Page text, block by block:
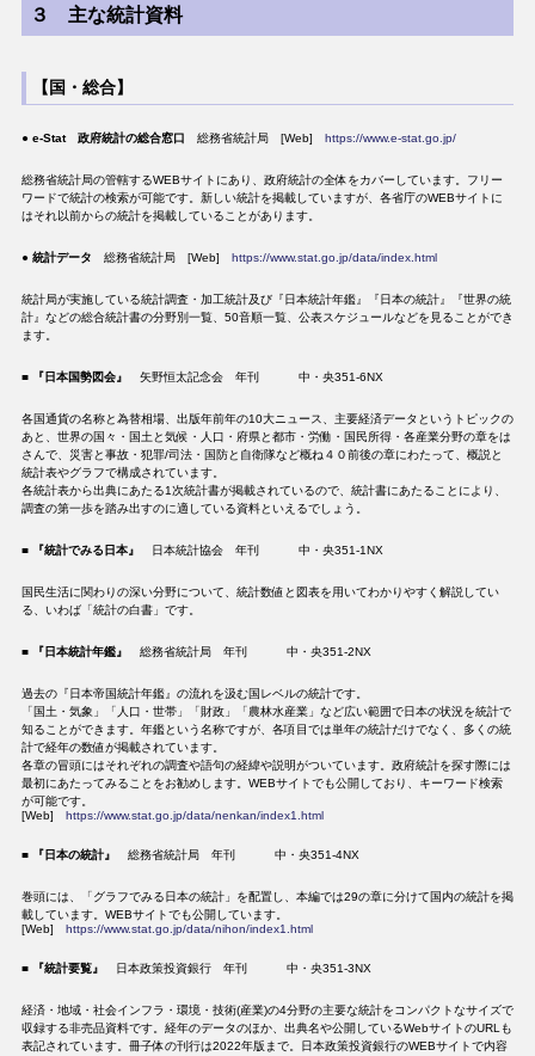
３ 主な統計資料
【国・総合】
● e-Stat 政府統計の総合窓口 総務省統計局 [Web] https://www.e-stat.go.jp/
総務省統計局の管轄するWEBサイトにあり、政府統計の全体をカバーしています。フリー
ワードで統計の検索が可能です。新しい統計を掲載していますが、各省庁のWEBサイトに
はそれ以前からの統計を掲載していることがあります。
● 統計データ 総務省統計局 [Web] https://www.stat.go.jp/data/index.html
統計局が実施している統計調査・加工統計及び『日本統計年鑑』『日本の統計』『世界の統
計』などの総合統計書の分野別一覧、50音順一覧、公表スケジュールなどを見ることができ
ます。
■ 『日本国勢図会』 矢野恒太記念会 年刊 中・央351-6NX
各国通貨の名称と為替相場、出版年前年の10大ニュース、主要経済データというトピックの
あと、世界の国々・国土と気候・人口・府県と都市・労働・国民所得・各産業分野の章をは
さんで、災害と事故・犯罪/司法・国防と自衛隊など概ね４０前後の章にわたって、概説と
統計表やグラフで構成されています。
各統計表から出典にあたる1次統計書が掲載されているので、統計書にあたることにより、
調査の第一歩を踏み出すのに適している資料といえるでしょう。
■ 『統計でみる日本』 日本統計協会 年刊 中・央351-1NX
国民生活に関わりの深い分野について、統計数値と図表を用いてわかりやすく解説してい
る、いわば「統計の白書」です。
■ 『日本統計年鑑』 総務省統計局 年刊 中・央351-2NX
過去の『日本帝国統計年鑑』の流れを汲む国レベルの統計です。
「国土・気象」「人口・世帯」「財政」「農林水産業」など広い範囲で日本の状況を統計で
知ることができます。年鑑という名称ですが、各項目では単年の統計だけでなく、多くの統
計で経年の数値が掲載されています。
各章の冒頭にはそれぞれの調査や語句の経緯や説明がついています。政府統計を探す際には
最初にあたってみることをお勧めします。WEBサイトでも公開しており、キーワード検索
が可能です。
[Web] https://www.stat.go.jp/data/nenkan/index1.html
■ 『日本の統計』 総務省統計局 年刊 中・央351-4NX
巻頭には、「グラフでみる日本の統計」を配置し、本編では29の章に分けて国内の統計を掲
載しています。WEBサイトでも公開しています。
[Web] https://www.stat.go.jp/data/nihon/index1.html
■ 『統計要覧』 日本政策投資銀行 年刊 中・央351-3NX
経済・地域・社会インフラ・環境・技術(産業)の4分野の主要な統計をコンパクトなサイズで
収録する非売品資料です。経年のデータのほか、出典名や公開しているWebサイトのURLも
表記されています。冊子体の刊行は2022年版まで。日本政策投資銀行のWEBサイトで内容